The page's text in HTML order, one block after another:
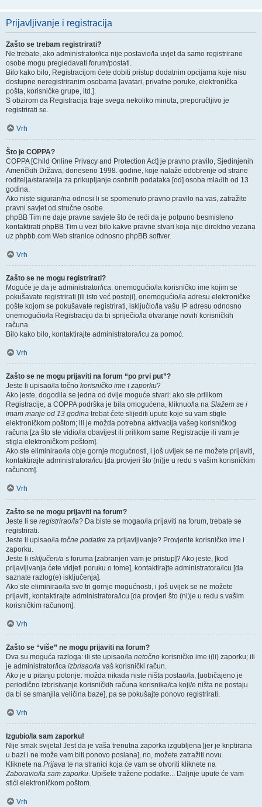
Prijavljivanje i registracija
Zašto se trebam registrirati?
Ne trebate, ako administrator/ica nije postavio/la uvjet da samo registrirane
osobe mogu pregledavati forum/postati.
Bilo kako bilo, Registracijom ćete dobiti pristup dodatnim opcijama koje nisu
dostupne neregistriranim osobama [avatari, privatne poruke, elektronička
pošta, korisničke grupe, itd.].
S obzirom da Registracija traje svega nekoliko minuta, preporučljivo je
registrirati se.
Vrh
Što je COPPA?
COPPA [Child Online Privacy and Protection Act] je pravno pravilo, Sjedinjenih
Američkih Država, doneseno 1998. godine, koje nalaže odobrenje od strane
roditelja/staratelja za prikupljanje osobnih podataka [od] osoba mlađih od 13
godina.
Ako niste siguran/na odnosi li se spomenuto pravno pravilo na vas, zatražite
pravni savjet od stručne osobe.
phpBB Tim ne daje pravne savjete što će reći da je potpuno besmisleno
kontaktirati phpBB Tim u vezi bilo kakve pravne stvari koja nije direktno vezana
uz phpbb.com Web stranice odnosno phpBB softver.
Vrh
Zašto se ne mogu registrirati?
Moguće je da je administrator/ica: onemogućio/la korisničko ime kojim se
pokušavate registrirati [ili isto već postoji], onemogućio/la adresu elektroničke
pošte kojom se pokušavate registrirati, isključio/la vašu IP adresu odnosno
onemogućio/la Registraciju da bi spriječio/la otvaranje novih korisničkih
računa.
Bilo kako bilo, kontaktirajte administratora/icu za pomoć.
Vrh
Zašto se ne mogu prijaviti na forum “po prvi put”?
Jeste li upisao/la točno korisničko ime i zaporku?
Ako jeste, dogodila se jedna od dvije moguće stvari: ako ste prilikom
Registracije, a COPPA podrška je bila omogućena, kliknuo/la na Slažem se i
imam manje od 13 godina trebat ćete slijediti upute koje su vam stigle
elektroničkom poštom; ili je možda potrebna aktivacija vašeg korisničkog
računa [za što ste vidio/la obavijest ili prilikom same Registracije ili vam je
stigla elektroničkom poštom].
Ako ste eliminirao/la obje gornje mogućnosti, i još uvijek se ne možete prijaviti,
kontaktirajte administratora/icu [da provjeri što (ni)je u redu s vašim korisničkim
računom].
Vrh
Zašto se ne mogu prijaviti na forum?
Jeste li se registrirao/la? Da biste se mogao/la prijaviti na forum, trebate se
registrirati.
Jeste li upisao/la točne podatke za prijavljivanje? Provjerite korisničko ime i
zaporku.
Jeste li isključen/a s foruma [zabranjen vam je pristup]? Ako jeste, [kod
prijavljivanja ćete vidjeti poruku o tome], kontaktirajte administratora/icu [da
saznate razlog(e) isključenja].
Ako ste eliminirao/la sve tri gornje mogućnosti, i još uvijek se ne možete
prijaviti, kontaktirajte administratora/icu [da provjeri što (ni)je u redu s vašim
korisničkim računom].
Vrh
Zašto se “više” ne mogu prijaviti na forum?
Dva su moguća razloga: ili ste upisao/la netočno korisničko ime i(li) zaporku; ili
je administrator/ica izbrisao/la vaš korisnički račun.
Ako je u pitanju potonje: možda nikada niste ništa postao/la, [uobičajeno je
periodično izbrisivanje korisničkih računa korisnika/ca koji/e ništa ne postaju
da bi se smanjila veličina baze], pa se pokušajte ponovo registrirati.
Vrh
Izgubio/la sam zaporku!
Nije smak svijeta! Jest da je vaša trenutna zaporka izgubljena [jer je kriptirana
u bazi i ne može vam biti ponovo poslana], no, možete zatražiti novu.
Kliknete na Prijava te na stranici koja će vam se otvoriti kliknete na
Zaboravio/la sam zaporku. Upišete tražene podatke... Daljnje upute će vam
stići elektroničkom poštom.
Vrh